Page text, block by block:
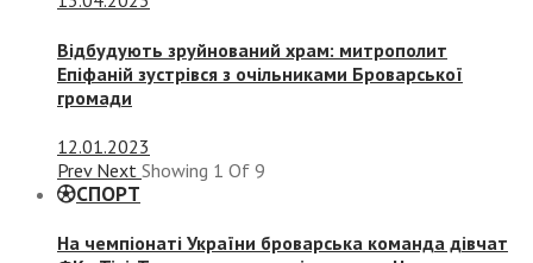
Відбудують зруйнований храм: митрополит
Епіфаній зустрівся з очільниками Броварської
громади
12.01.2023
Prev Next Showing 1 Of 9
СПОРТ
На чемпіонаті України броварська команда дівчат